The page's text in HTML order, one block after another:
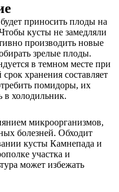
приносить плоды на
кусты не замедляли
производить новые
зрелые плоды.
в темном месте при
хранения составляет
помидоры, их
в холодильник.
микроорганизмов,
болезней. Обходит
кусты Камнепада и
участка и
может избежать